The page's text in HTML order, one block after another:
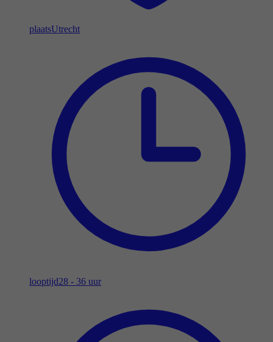
plaatsUtrecht
looptijd28 - 36 uur